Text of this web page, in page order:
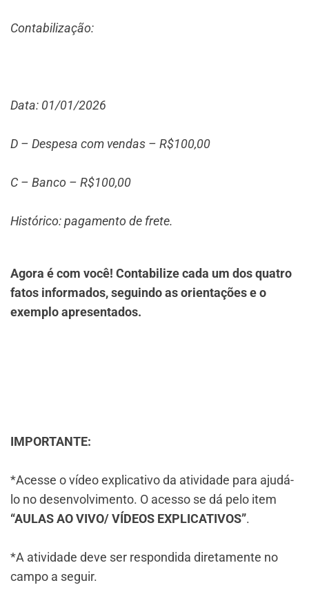
Contabilização:
Data: 01/01/2026
D – Despesa com vendas – R$100,00
C – Banco – R$100,00
Histórico: pagamento de frete.
Agora é com você! Contabilize cada um dos quatro
fatos informados, seguindo as orientações e o
exemplo apresentados.
IMPORTANTE:
*Acesse o vídeo explicativo da atividade para ajudá-
lo no desenvolvimento. O acesso se dá pelo item
“AULAS AO VIVO/ VÍDEOS EXPLICATIVOS”.
*A atividade deve ser respondida diretamente no
campo a seguir.